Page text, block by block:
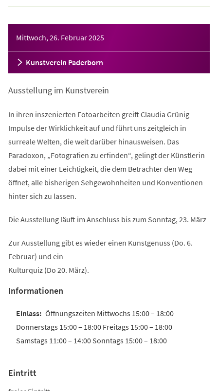
Mittwoch, 26. Februar 2025
Kunstverein Paderborn
Ausstellung im Kunstverein
In ihren inszenierten Fotoarbeiten greift Claudia Grünig
Impulse der Wirklichkeit auf und führt uns zeitgleich in
surreale Welten, die weit darüber hinausweisen. Das
Paradoxon, „Fotografien zu erfinden“, gelingt der Künstlerin
dabei mit einer Leichtigkeit, die dem Betrachter den Weg
öffnet, alle bisherigen Sehgewohnheiten und Konventionen
hinter sich zu lassen.
Die Ausstellung läuft im Anschluss bis zum Sonntag, 23. März
Zur Ausstellung gibt es wieder einen Kunstgenuss (Do. 6.
Februar) und ein
Kulturquiz (Do 20. März).
Informationen
Öffnungszeiten Mittwochs 15:00 – 18:00
Donnerstags 15:00 – 18:00 Freitags 15:00 – 18:00
Samstags 11:00 – 14:00 Sonntags 15:00 – 18:00
Eintritt